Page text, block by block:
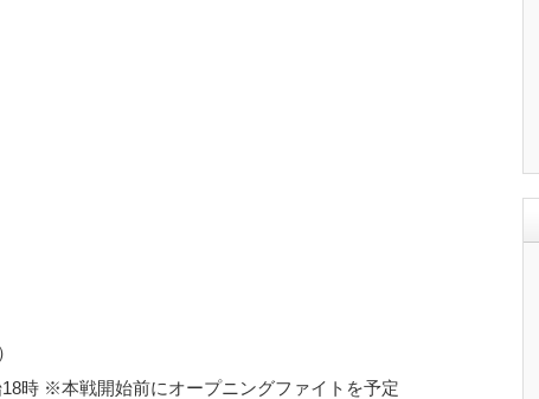
時 ※本戦開始前にオープニングファイトを予定